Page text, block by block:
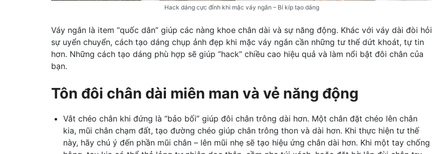
Hack dáng cực đỉnh khi mặc váy ngắn – Bí kíp tạo dáng
Váy ngắn là item “quốc dân” giúp các nàng khoe chân dài và sự năng động. Khác với váy dài đòi hỏi
sự uyển chuyển, cách tạo dáng chụp ảnh đẹp khi mặc váy ngắn cần những tư thế dứt khoát, tự tin
hơn. Những cách tạo dáng phù hợp sẽ giúp “hack” chiều cao hiệu quả và làm nổi bật đôi chân của
bạn.
Tôn đôi chân dài miên man và vẻ năng động
Vắt chéo chân khi đứng là “bảo bối” giúp đôi chân trông dài hơn. Một chân đặt chéo lên chân
kia, mũi chân chạm đất, tạo đường chéo giúp chân trông thon và dài hơn. Khi thực hiện tư thế
này, hãy chú ý đến phần mũi chân – lên mũi nhẹ sẽ tạo hiệu ứng chân dài hơn. Khi một tay chống